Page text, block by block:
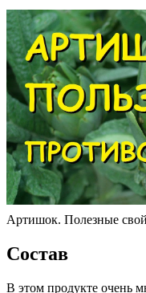
Артишок. Полезные
Состав
В этом продукте очень